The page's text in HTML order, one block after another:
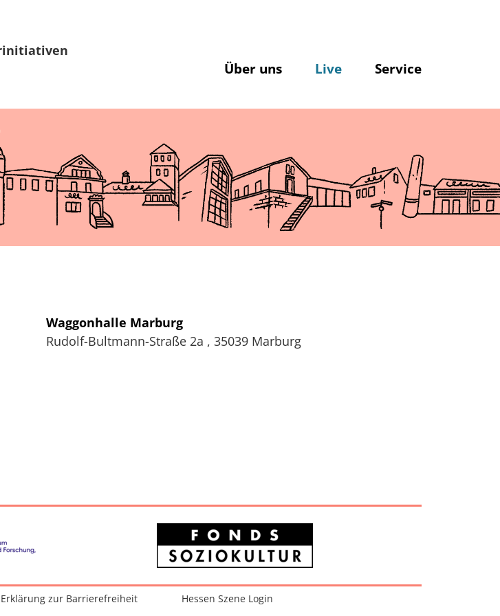
Über uns Live Service
Waggonhalle Marburg
Rudolf-Bultmann-Straße 2a , 35039 Marburg
Erklärung zur Barrierefreiheit Hessen Szene Login